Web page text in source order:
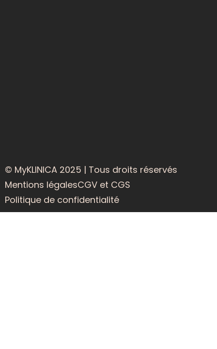
© MyKLINICA 2025 | Tous droits réservés
Mentions légalesCGV et CGS
Politique de confidentialité